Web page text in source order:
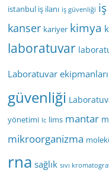
istanbul iş ilanı iş güvenliği
kanser kariyer kimya
laboratuvar
Laboratuvar ekipmanları
güvenliği
yönetimi lc lims mantar
mikroorganizma
rna sağlık sıvı